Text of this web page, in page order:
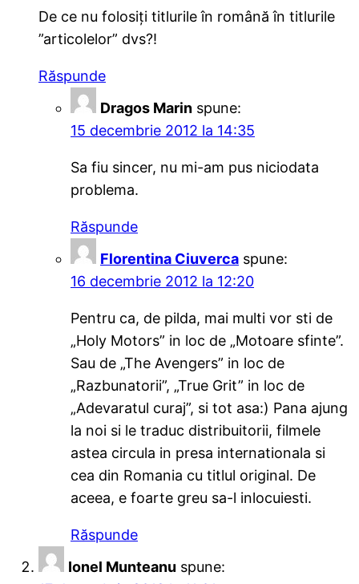
De ce nu folosiți titlurile în română în titlurile
”articolelor” dvs?!
Răspunde
Dragos Marin spune:
15 decembrie 2012 la 14:35
Sa fiu sincer, nu mi-am pus niciodata
problema.
Răspunde
Florentina Ciuverca spune:
16 decembrie 2012 la 12:20
Pentru ca, de pilda, mai multi vor sti de
„Holy Motors” in loc de „Motoare sfinte”.
Sau de „The Avengers” in loc de
„Razbunatorii”, „True Grit” in loc de
„Adevaratul curaj”, si tot asa:) Pana ajung
la noi si le traduc distribuitorii, filmele
astea circula in presa internationala si
cea din Romania cu titlul original. De
aceea, e foarte greu sa-l inlocuiesti.
Răspunde
Ionel Munteanu spune: